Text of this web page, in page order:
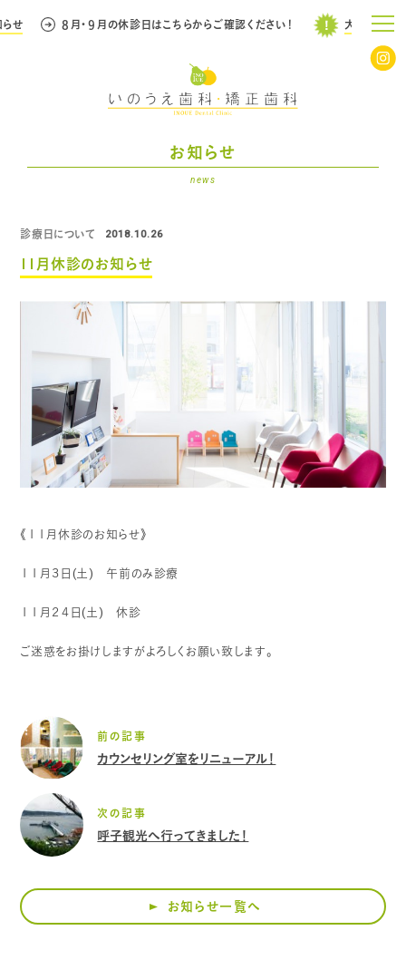
せ ８月・９月の休診日はこちらからご確認ください！ 大事なお知ら
お知らせ
news
診療日について 2018.10.26
11月休診のお知らせ
《１１月休診のお知らせ》
１１月３日(土) 午前のみ診療
１１月２４日(土) 休診
ご迷惑をお掛けしますがよろしくお願い致します。
前の記事
カウンセリング室をリニューアル！
次の記事
呼子観光へ行ってきました！
お知らせ一覧へ